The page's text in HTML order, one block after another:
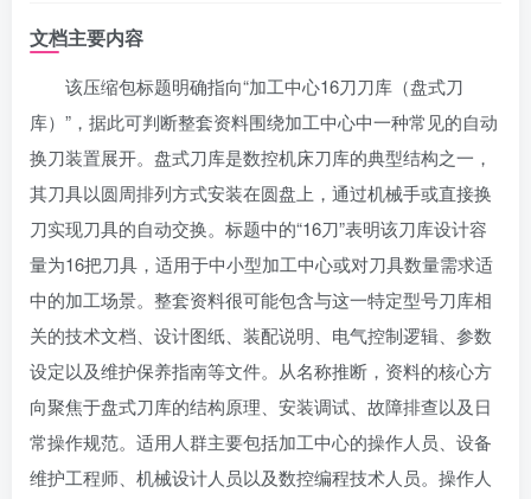
文档主要内容
该压缩包标题明确指向“加工中心16刀刀库（盘式刀
库）”，据此可判断整套资料围绕加工中心中一种常见的自动
换刀装置展开。盘式刀库是数控机床刀库的典型结构之一，
其刀具以圆周排列方式安装在圆盘上，通过机械手或直接换
刀实现刀具的自动交换。标题中的“16刀”表明该刀库设计容
量为16把刀具，适用于中小型加工中心或对刀具数量需求适
中的加工场景。整套资料很可能包含与这一特定型号刀库相
关的技术文档、设计图纸、装配说明、电气控制逻辑、参数
设定以及维护保养指南等文件。从名称推断，资料的核心方
向聚焦于盘式刀库的结构原理、安装调试、故障排查以及日
常操作规范。适用人群主要包括加工中心的操作人员、设备
维护工程师、机械设计人员以及数控编程技术人员。操作人